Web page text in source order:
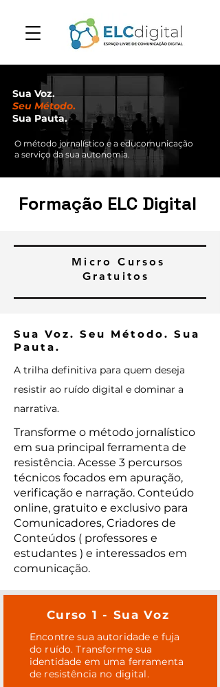
Sua Voz.
Seu Método.
Sua Pauta.
O método jornalístico e a educomunicação
a serviço da sua autonomia.
Formação ELC Digital
Micro Cursos
Gratuitos
Sua Voz. Seu Método. Sua
Pauta.
A trilha definitiva para quem deseja
resistir ao ruído digital e dominar a
narrativa.
Transforme o método jornalístico
em sua principal ferramenta de
resistência. Acesse 3 percursos
técnicos focados em apuração,
verificação e narração. Conteúdo
online, gratuito e exclusivo para
Comunicadores, Criadores de
Conteúdos ( professores e
estudantes ) e interessados em
comunicação.
Curso 1 - Sua Voz
Encontre sua autoridade e fuja
do ruído. Transforme sua
identidade em uma ferramenta
de resistência no digital.